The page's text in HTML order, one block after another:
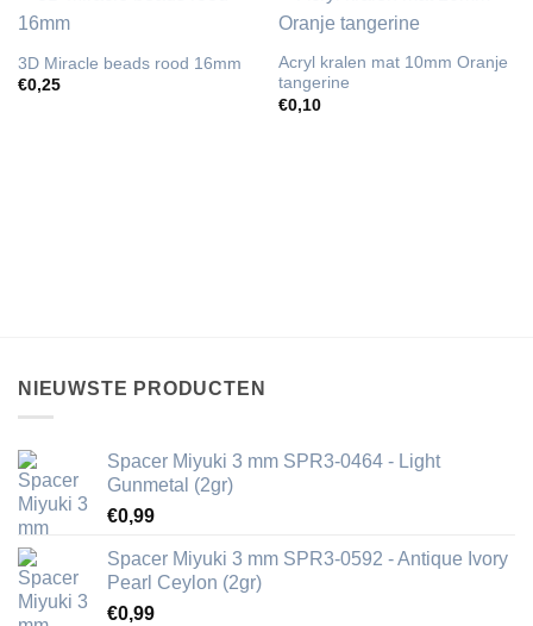
3D Miracle beads rood 16mm
€0,25
Acryl kralen mat 10mm Oranje
tangerine
€0,10
NIEUWSTE PRODUCTEN
Spacer Miyuki 3 mm SPR3-0464 - Light
Gunmetal (2gr)
€0,99
Spacer Miyuki 3 mm SPR3-0592 - Antique Ivory
Pearl Ceylon (2gr)
€0,99